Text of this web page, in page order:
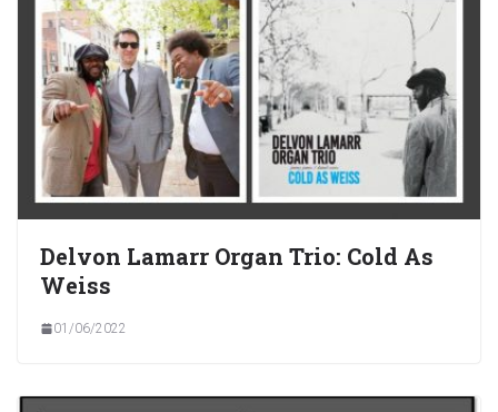
Delvon Lamarr Organ Trio: Cold As
Weiss
01/06/2022